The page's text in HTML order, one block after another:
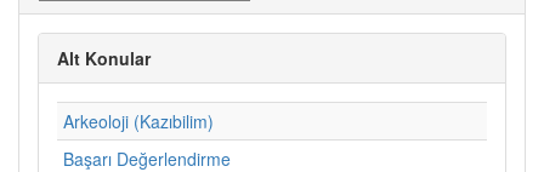
Alt Konular
Arkeoloji (Kazıbilim)
Başarı Değerlendirme